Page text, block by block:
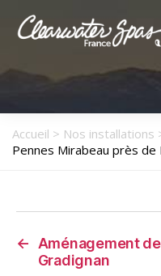
Spas
Accueil > Nos installations
Pennes Mirabeau près de
←
Aménagement
Gradignan